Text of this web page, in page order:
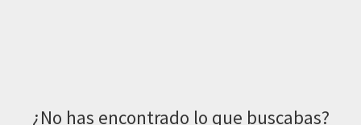
¿No has encontrado lo que buscabas?